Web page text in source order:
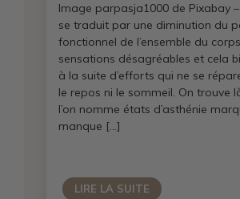
Image parpasja1000 de Pixabay
se traduit par une diminution du
fonctionnel de l’ensemble du
sensations désagréables et cela
à la suite d’efforts qui ne se
le repos ni le sommeil. On trouve
l’on nomme états d’asthénie
manque […]
LIRE LA SUITE